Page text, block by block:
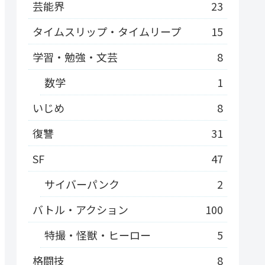
芸能界
23
タイムスリップ・タイムリープ
15
学習・勉強・文芸
8
数学
1
いじめ
8
復讐
31
SF
47
サイバーパンク
2
バトル・アクション
100
特撮・怪獣・ヒーロー
5
格闘技
8